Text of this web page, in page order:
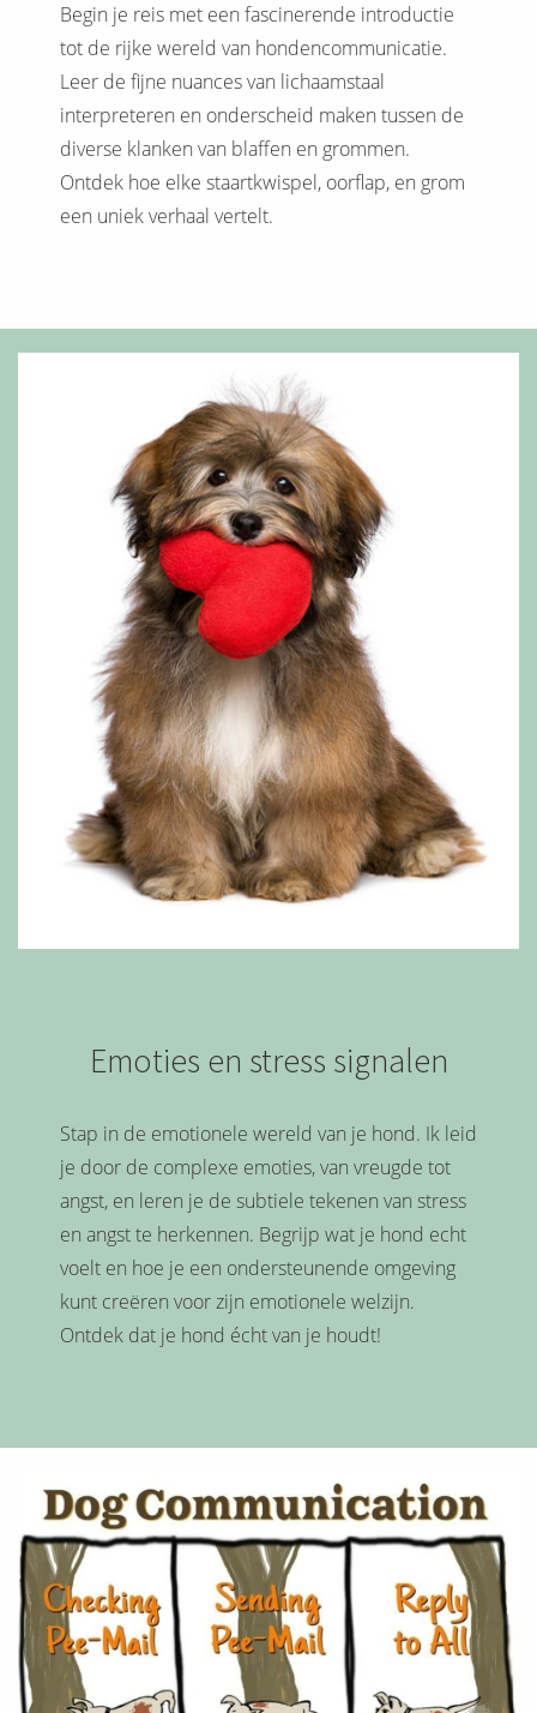
Begin je reis met een fascinerende introductie
tot de rijke wereld van hondencommunicatie.
Leer de fijne nuances van lichaamstaal
interpreteren en onderscheid maken tussen de
diverse klanken van blaffen en grommen.
Ontdek hoe elke staartkwispel, oorflap, en grom
een uniek verhaal vertelt.
Emoties en stress signalen
Stap in de emotionele wereld van je hond. Ik leid
je door de complexe emoties, van vreugde tot
angst, en leren je de subtiele tekenen van stress
en angst te herkennen. Begrijp wat je hond echt
voelt en hoe je een ondersteunende omgeving
kunt creëren voor zijn emotionele welzijn.
Ontdek dat je hond écht van je houdt!